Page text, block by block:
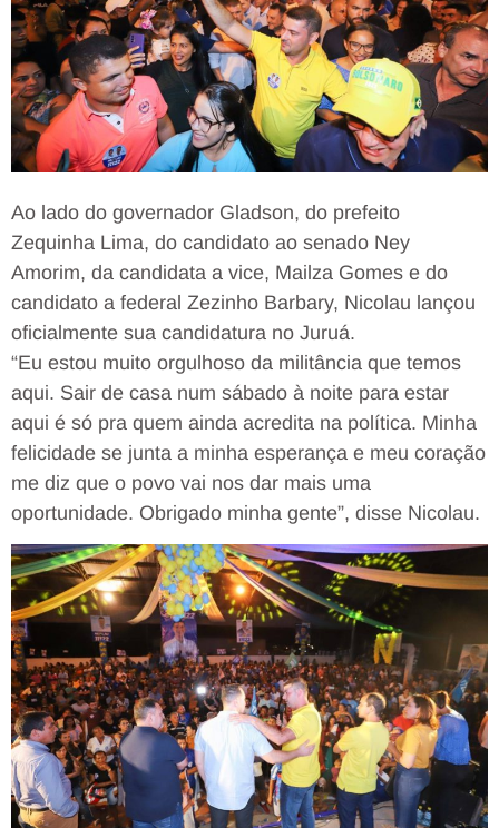
Ao lado do governador Gladson, do prefeito
Zequinha Lima, do candidato ao senado Ney
Amorim, da candidata a vice, Mailza Gomes e do
candidato a federal Zezinho Barbary, Nicolau lançou
oficialmente sua candidatura no Juruá.
“Eu estou muito orgulhoso da militância que temos
aqui. Sair de casa num sábado à noite para estar
aqui é só pra quem ainda acredita na política. Minha
felicidade se junta a minha esperança e meu coração
me diz que o povo vai nos dar mais uma
oportunidade. Obrigado minha gente”, disse Nicolau.